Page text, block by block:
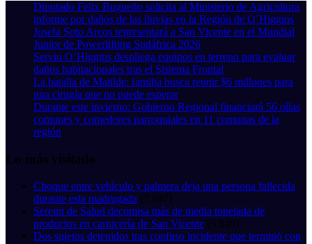
Diputado Felix Bugueño solicita al Ministerio de Agricultura
informe por daños de las lluvias en la Región de O´Higgins
Josefa Soto Arcos representará a San Vicente en el Mundial
Junior de Powerlifting Sudáfrica 2026
Serviu O’Higgins despliega equipos en terreno para evaluar
daños habitacionales tras el Sistema Frontal
La batalla de Matilde: familia busca reunir $6 millones para
una cirugía que no puede esperar
Durante este invierno: Gobierno Regional financiará 56 ollas
comunes y comedores parroquiales en 11 comunas de la
región
Lo más visitado
Choque entre vehículo y palmera deja una persona fallecida
durante esta madrugada (7.697)
Seremi de Salud decomisa más de media tonelada de
productos en carnicería de San Vicente (5.849)
Dos sujetos detenidos tras confuso incidente que terminó con